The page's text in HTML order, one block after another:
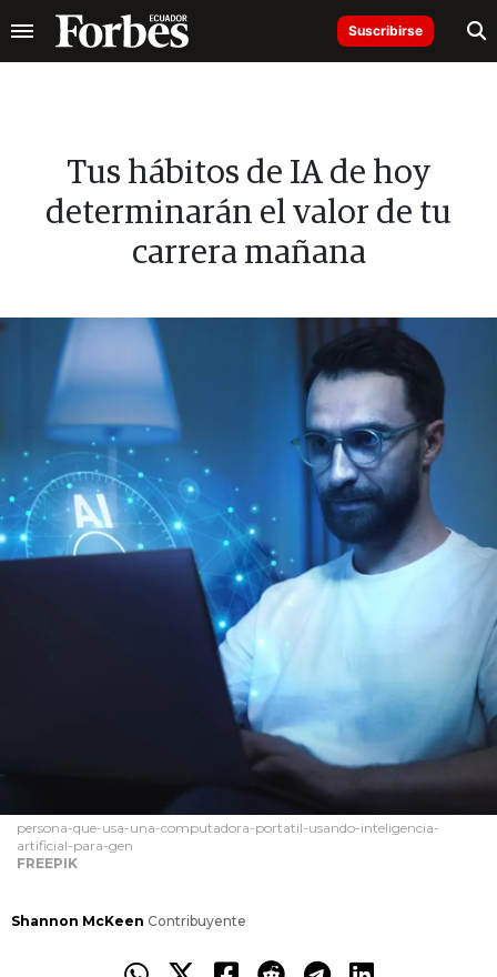
Suscribirse
Tus hábitos de IA de hoy
determinarán el valor de tu
carrera mañana
persona-que-usa-una-computadora-portatil-usando-inteligencia-
artificial-para-gen
FREEPIK
Shannon McKeen Contribuyente